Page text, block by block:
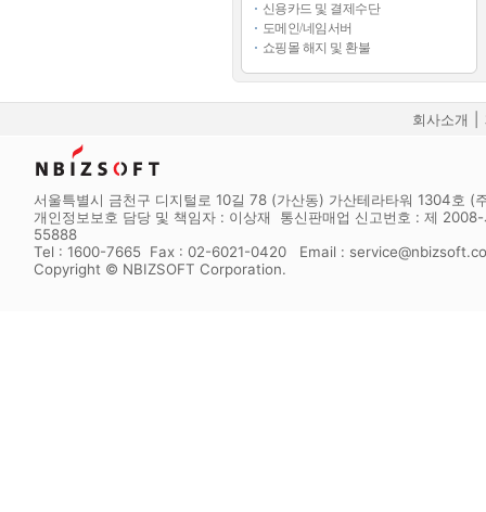
신용카드 및 결제수단
도메인/네임서버
쇼핑몰 해지 및 환불
회사소개
서울특별시 금천구 디지털로 10길 78 (가산동) 가산테라타워 1304호 (
개인정보보호 담당 및 책임자 : 이상재 통신판매업 신고번호 : 제
55888
Tel : 1600-7665 Fax : 02-6021-0420 Email :
Copyright © NBIZSOFT Corporation.